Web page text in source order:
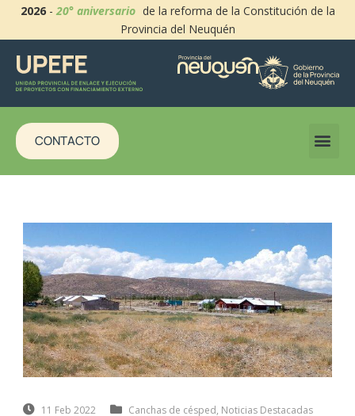
2026-20° aniversario de la reforma de la Constitución de la
Provincia del Neuquén
CONTACTO
11 Feb 2022 Canchas de césped, Noticias Destacadas